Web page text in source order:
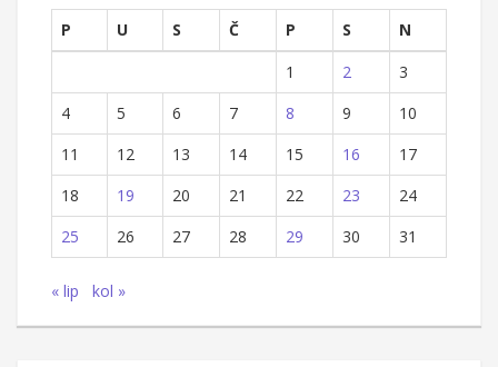
P
U S Č P S
N
1
2
3
4
5 6 7 8 9
10
11
12 13 14 15 16
17
18
19 20 21 22 23
24
25
26 27 28 29 30 31
« lip kol »